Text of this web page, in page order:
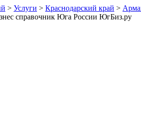
> Услуги > Краснодарский край >